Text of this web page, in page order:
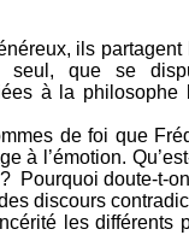
ils
que se
à la philosophe
de foi que
à l’émotion.
Pourquoi doute-t-
discours
les différents